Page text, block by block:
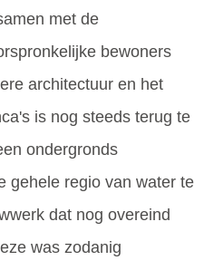
met de
bewoners
architectuur en het
is nog steeds terug te
ondergronds
gehele regio van water te
dat nog overeind
was zodanig